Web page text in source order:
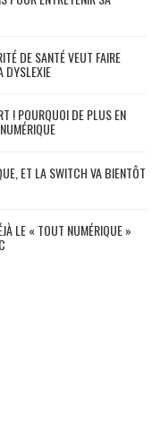
DE SANTÉ VEUT FAIRE
DYSLEXIE
! POURQUOI DE PLUS EN
ET LA SWITCH VA BIENTÔT
LE « TOUT NUMÉRIQUE »